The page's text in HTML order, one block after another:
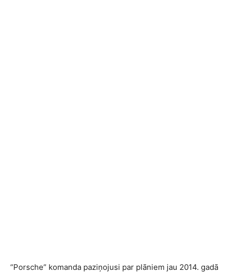
“Porsche” komanda paziņojusi par plāniem jau 2014. gadā